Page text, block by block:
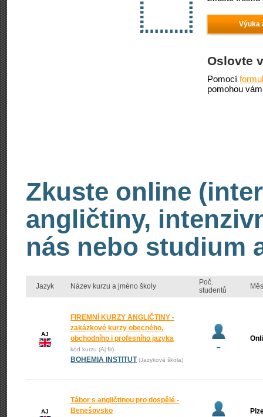
Výuka
Oslovte
Pomocí
pomohou
Zkuste online
angličtiny,
nás nebo studium
Jazyk Název kurzu a jméno školy
Poč.
studentů
AJ
FIREMNÍ KURZY ANGLIČTINY -
zakázkové kurzy obecného,
obchodního i profesního jazyka
kód kurzu (Aj fir)
BOHEMIA INSTITUT (Jazyková škola)
–
AJ
Tábor s angličtinou pro dospělé -
Benešovsko